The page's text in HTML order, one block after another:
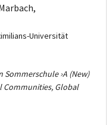
Universität
›A (New)
Communities, Global